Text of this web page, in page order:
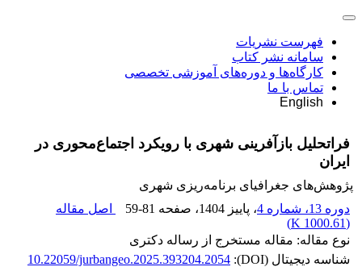
فهرست نشریات
سامانه نشر کتاب
کارگاه‌ها و دوره‌های آموزشی تخصصی
تماس با ما
English
فراتحلیل بازآفرینی شهری با رویکرد اجتماع‌محوری در
ایران
پژوهش‌های جغرافیای برنامه‌ریزی شهری
دوره 13، شماره 4
، پاییز 1404 ، صفحه 59-81
اصل مقاله
(
1000.61 K
)
نوع مقاله: مقاله مستخرج از رساله دکتری
شناسه دیجیتال (DOI):
10.22059/jurbangeo.2025.393204.2054